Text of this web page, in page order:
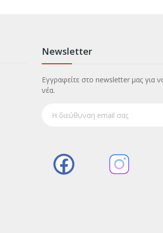
Newsletter
Εγγραφείτε στο newsletter μας για
νέα.